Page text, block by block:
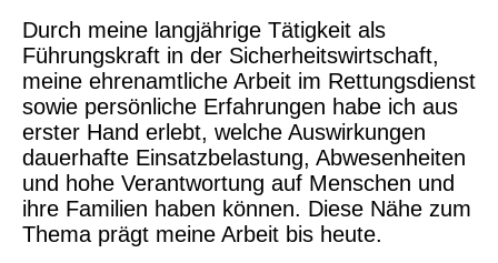
Durch meine langjährige Tätigkeit als
Führungskraft in der Sicherheitswirtschaft,
meine ehrenamtliche Arbeit im Rettungsdienst
sowie persönliche Erfahrungen habe ich aus
erster Hand erlebt, welche Auswirkungen
dauerhafte Einsatzbelastung, Abwesenheiten
und hohe Verantwortung auf Menschen und
ihre Familien haben können. Diese Nähe zum
Thema prägt meine Arbeit bis heute.